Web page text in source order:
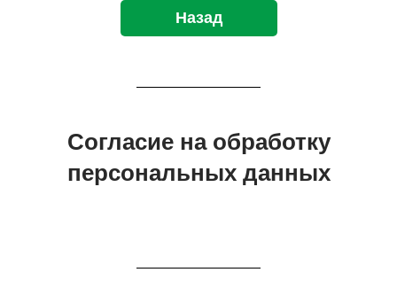
Назад
Согласие на обработку
персональных данных